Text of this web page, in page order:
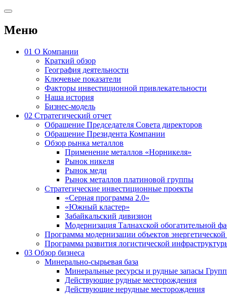
Меню
01 О Компании
Краткий обзор
География деятельности
Ключевые показатели
Факторы инвестиционной привлекательности
Наша история
Бизнес-модель
02 Стратегический отчет
Обращение Председателя Совета директоров
Обращение Президента Компании
Обзор рынка металлов
Применение металлов «Норникеля»
Рынок никеля
Рынок меди
Рынок металлов платиновой группы
Стратегические инвестиционные проекты
«Серная программа 2.0»
«Южный кластер»
Забайкальский дивизион
Модернизация Талнахской обогатительной
Программа модернизации объектов
Программа развития логистической
03 Обзор бизнеса
Минерально-сырьевая база
Минеральные ресурсы и рудные запасы
Действующие рудные месторождения
Действующие нерудные месторождения